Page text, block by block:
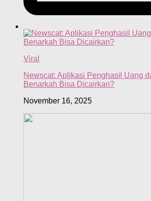
Viral
Newscat: Aplikasi Penghasil Uang
Benarkah Bisa Dicairkan?
November 16, 2025